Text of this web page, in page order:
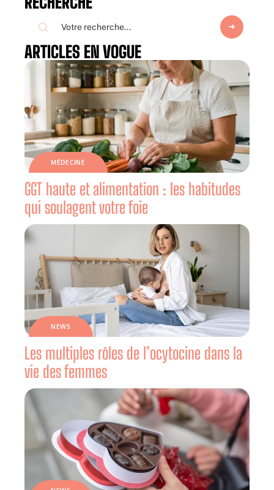
ARTICLES EN VOGUE
MÉDECINE
GGT haute et alimentation : les habitudes
qui soulagent votre foie
NEWS
Les multiples rôles de l’ocytocine dans la
vie des femmes